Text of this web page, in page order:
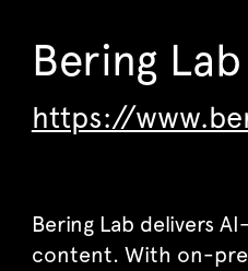
Bering Lab
https://
Bering Lab delivers
content. With on-